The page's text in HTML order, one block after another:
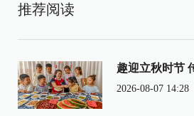
推荐阅读
趣迎立秋时节
2026-08-07 14:28